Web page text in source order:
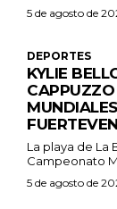
5 de agosto de
DEPORTES
KYLIE
CAPPUZZO
La playa de La
Campeonato
5 de agosto de